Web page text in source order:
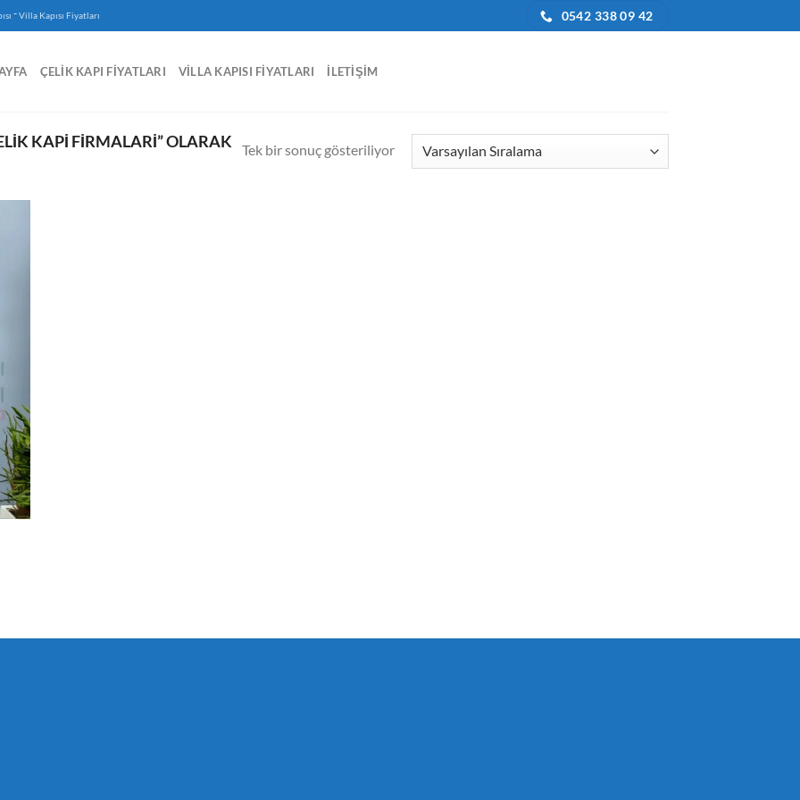
-Villa Kapısı Fiyatları 0542 338 09 42
ÇELIK KAPI FIYATLARI VILLA KAPISI FIYATLARI İLETIŞIM
KAPI FIRMALARI” OLARAK Tek bir sonuç gösteriliyor